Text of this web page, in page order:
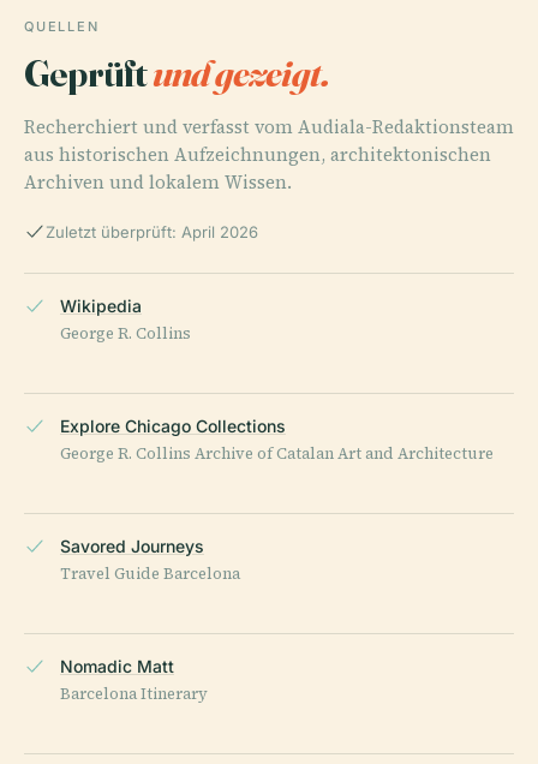
QUELLEN
Geprüftund gezeigt.
Recherchiert und verfasst vom Audiala-Redaktionsteam
aus historischen Aufzeichnungen, architektonischen
Archiven und lokalem Wissen.
Zuletzt überprüft: April 2026
Wikipedia
George R. Collins
Explore Chicago Collections
George R. Collins Archive of Catalan Art and Architecture
Savored Journeys
Travel Guide Barcelona
Nomadic Matt
Barcelona Itinerary